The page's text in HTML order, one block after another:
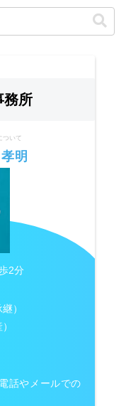
務所
ついて
明
2分
）
話やメールでの